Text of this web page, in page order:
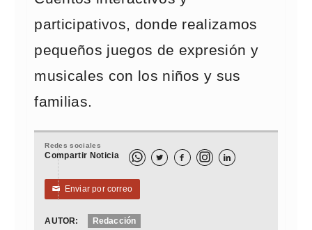
participativos, donde realizamos
pequeños juegos de expresión y
musicales con los niños y sus
familias.
Redes sociales
Compartir Noticia   
✉ Enviar por correo
AUTOR: Redacción